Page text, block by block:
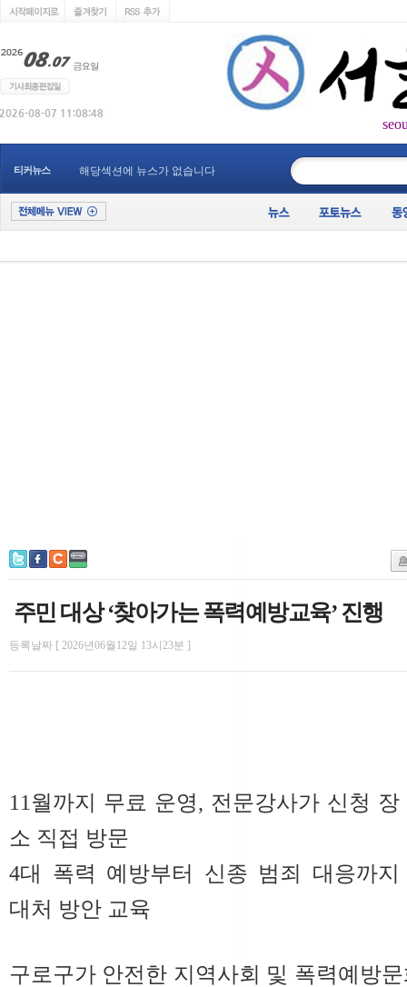
티커뉴스 해당섹션에 뉴스가 없습니다
주민 대상 ‘찾아가는 폭력예방교육’ 진행
등록날짜 [ 2026년06월12일 13시23분 ]
11월까지 무료 운영, 전문강사가 신청 장
소 직접 방문
4대 폭력 예방부터 신종 범죄 대응까지
대처 방안 교육
구로구가 안전한 지역사회 및 폭력예방